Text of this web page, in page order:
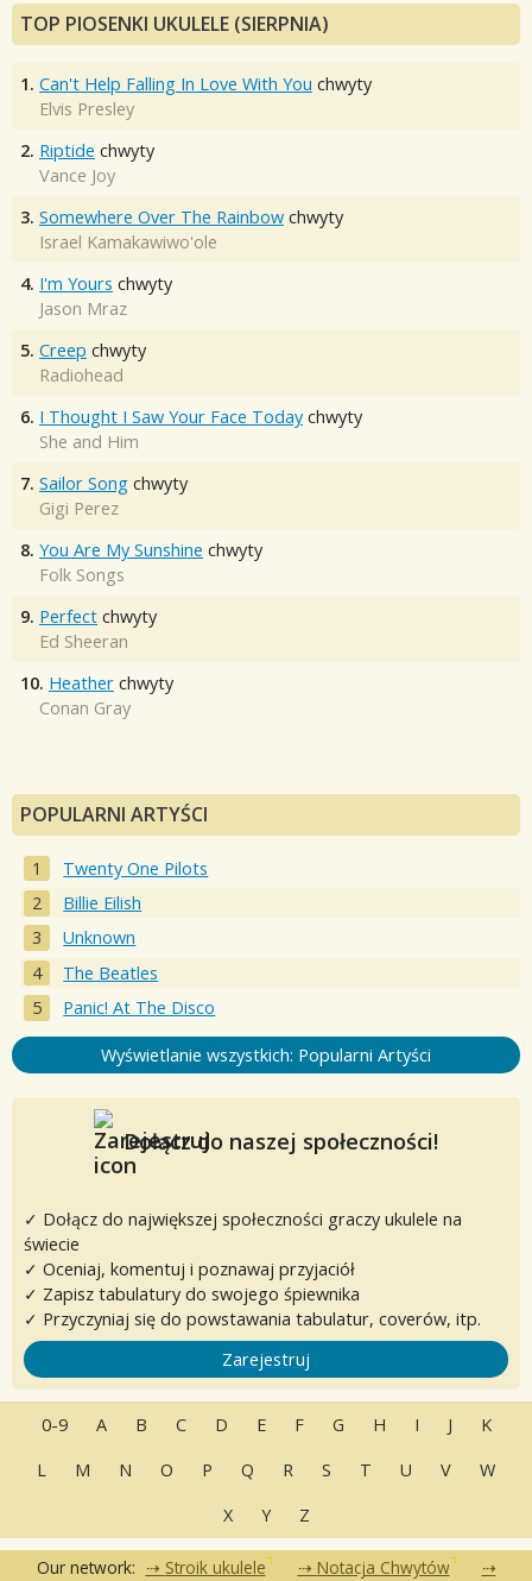
TOP PIOSENKI UKULELE (SIERPNIA)
1. Can't Help Falling In Love With You chwyty
Elvis Presley
2. Riptide chwyty
Vance Joy
3. Somewhere Over The Rainbow chwyty
Israel Kamakawiwo'ole
4. I'm Yours chwyty
Jason Mraz
5. Creep chwyty
Radiohead
6. I Thought I Saw Your Face Today chwyty
She and Him
7. Sailor Song chwyty
Gigi Perez
8. You Are My Sunshine chwyty
Folk Songs
9. Perfect chwyty
Ed Sheeran
10. Heather chwyty
Conan Gray
POPULARNI ARTYŚCI
Twenty One Pilots
Billie Eilish
Unknown
The Beatles
Panic! At The Disco
Wyświetlanie wszystkich: Popularni Artyści
Dołącz do naszej społeczności!
✓ Dołącz do największej społeczności graczy ukulele na
świecie
✓ Oceniaj, komentuj i poznawaj przyjaciół
✓ Zapisz tabulatury do swojego śpiewnika
✓ Przyczyniaj się do powstawania tabulatur, coverów, itp.
Zarejestruj
0-9 A B C D E F G H I J
K
L
M N O P Q R S T U V
W
X
Y Z
Our network: Stroik ukulele
Notacja Chwytów